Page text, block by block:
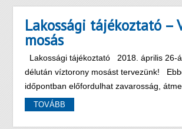
Lakossági tájékoztató –
mosás
Lakossági tájékoztató 2018. április 26-
délután víztorony mosást tervezünk!
időpontban előfordulhat zavarosság,
TOVÁBB